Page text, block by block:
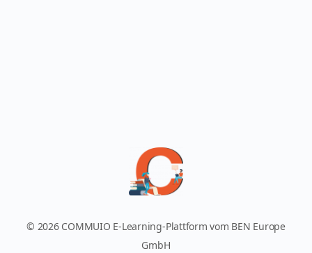
© 2026 COMMUIO E-Learning-Plattform vom BEN Europe
GmbH